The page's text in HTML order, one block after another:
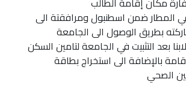
المطار ضمن اسطنبول ومرافقتة الى
بطريق الوصول الى الجامعة
بعد التثبيت في الجامعة لتامين السكن
بالإضافة الى استخراج بطاقة
الصحي